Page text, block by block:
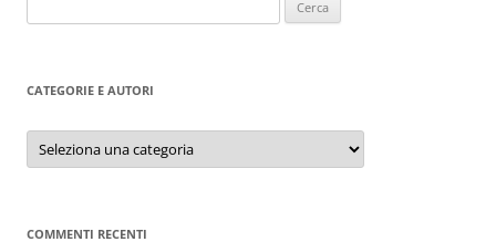
per:
CATEGORIE E AUTORI
Categorie
autori
COMMENTI RECENTI